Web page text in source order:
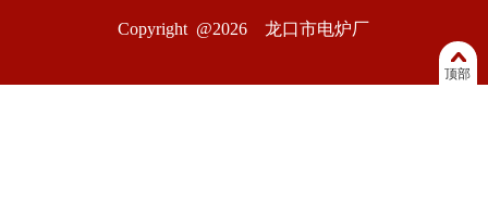
Copyright @2026 龙口市电炉厂
顶部